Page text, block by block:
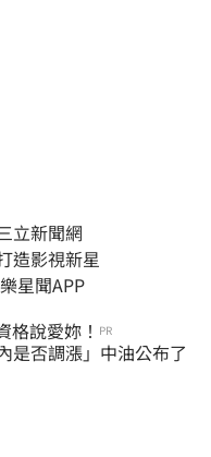
立新聞網
造影視新星
下載娛樂星聞APP
格說愛妳！ PR
否調漲」中油公布了